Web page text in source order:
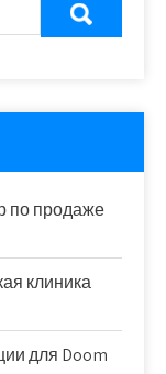
по продаже
клиника
для Doom